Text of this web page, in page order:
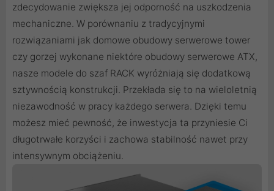
zdecydowanie zwiększa jej odporność na uszkodzenia
mechaniczne. W porównaniu z tradycyjnymi
rozwiązaniami jak domowe obudowy serwerowe tower
czy gorzej wykonane niektóre obudowy serwerowe ATX,
nasze modele do szaf RACK wyróżniają się dodatkową
sztywnością konstrukcji. Przekłada się to na wieloletnią
niezawodność w pracy każdego serwera. Dzięki temu
możesz mieć pewność, że inwestycja ta przyniesie Ci
długotrwałe korzyści i zachowa stabilność nawet przy
intensywnym obciążeniu.